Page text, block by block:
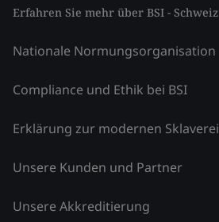
Erfahren Sie mehr über BSI - Schweiz
Nationale Normungsorganisation
Compliance und Ethik bei BSI
Erklärung zur modernen Sklaverei
Unsere Kunden und Partner
Unsere Akkreditierung